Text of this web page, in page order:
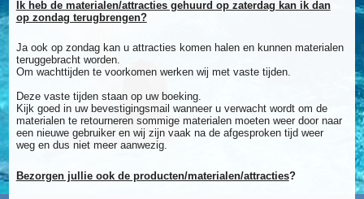
Ik heb de materialen/attracties gehuurd op zaterdag kan ik dan
op zondag terugbrengen?
Ja ook op zondag kan u attracties komen halen en kunnen materialen
teruggebracht worden.
Om wachttijden te voorkomen werken wij met vaste tijden.
Deze vaste tijden staan op uw boeking.
Kijk goed in uw bevestigingsmail wanneer u verwacht wordt om de
materialen te retourneren sommige materialen moeten weer door naar
een nieuwe gebruiker en wij zijn vaak na de afgesproken tijd weer
weg en dus niet meer aanwezig.
Bezorgen jullie ook de producten/materialen/attracties?